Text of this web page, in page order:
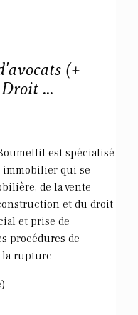
(+
...
est spécialisé
immobilier qui se
de la vente
et du droit
et prise de
procédures de
rupture